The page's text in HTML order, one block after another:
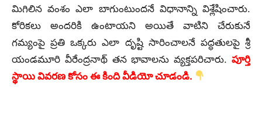
మిగిలిన వంశం ఎలా బాగుంటుందనే విధానాన్ని విశ్లేషించారు.
కోరికలు అందరికి ఉంటాయని అయితే వాటిని చేరుకునే
గమ్యంపై ప్రతి ఒక్కరు ఎలా దృష్టి సారించాలనే పద్ధతులపై శ్రీ
యండమూరి వీరేంద్రనాథ్ తన భావాలను వ్యక్తపరిచారు. పూర్తి
స్థాయి వివరణ కోసం ఈ కింది వీడియో చూడండి.